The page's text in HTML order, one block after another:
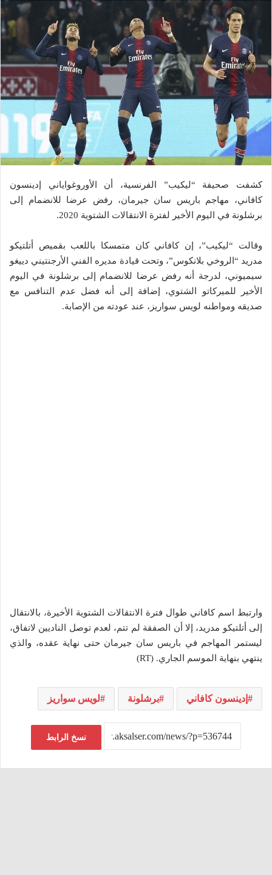
كشفت صحيفة “ليكيب” الفرنسية، أن الأوروغواياني إدينسون
كافاني، مهاجم باريس سان جيرمان، رفض عرضا للانضمام إلى
برشلونة في اليوم الأخير لفترة الانتقالات الشتوية 2020.
وقالت “ليكيب”، إن كافاني كان متمسكا باللعب بقميص أتلتيكو
مدريد “الروخي بلانكوس”، وتحت قيادة مديره الفني الأرجنتيني دييغو
سيميوني، لدرجة أنه رفض عرضا للانضمام إلى برشلونة في اليوم
الأخير للميركاتو الشتوي، إضافة إلى أنه فضل عدم التنافس مع
صديقه ومواطنه لويس سواريز، عند عودته من الإصابة.
وارتبط اسم كافاني طوال فترة الانتقالات الشتوية الأخيرة، بالانتقال
إلى أتلتيكو مدريد، إلا أن الصفقة لم تتم، لعدم توصل الناديين لاتفاق،
ليستمر المهاجم في باريس سان جيرمان حتى نهاية عقده، والذي
ينتهي بنهاية الموسم الجاري. (RT)
إدينسون كافاني برشلونة لويس سواريز
نسخ الرابط